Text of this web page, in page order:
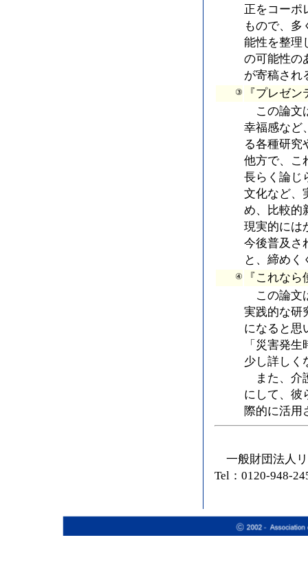
正をコーポ
もので、多
能性を整理
の可能性の
が寄稿され
③
『プレゼ
この論文
幸福感など
る各種研究
他方で、こ
長らく論じ
文化など、
め、比較的
現実的には
今後普及さ
と、締めく
④
『これな
この論文
実践的な研
になると思
「災害発
少し詳しく
また、介
にして、彼
際的に活用
一般財団法人
Tel：0120-948-